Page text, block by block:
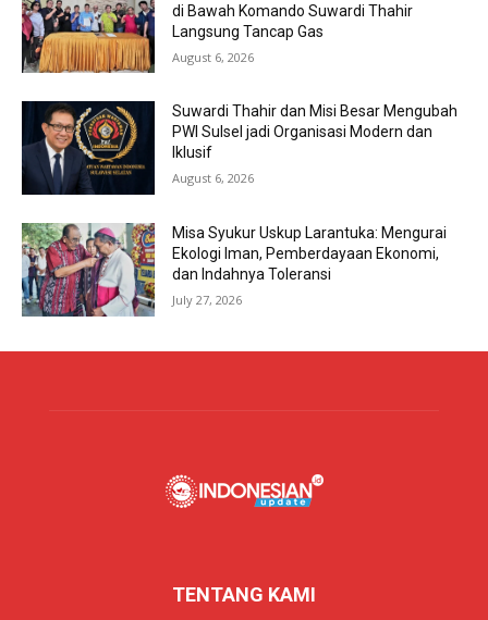
di Bawah Komando Suwardi Thahir
Langsung Tancap Gas
August 6, 2026
Suwardi Thahir dan Misi Besar Mengubah
PWI Sulsel jadi Organisasi Modern dan
Iklusif
August 6, 2026
Misa Syukur Uskup Larantuka: Mengurai
Ekologi Iman, Pemberdayaan Ekonomi,
dan Indahnya Toleransi
July 27, 2026
TENTANG KAMI